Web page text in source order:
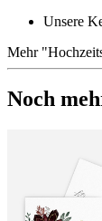
Unsere
Mehr"
Noch